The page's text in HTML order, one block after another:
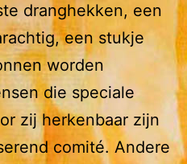
dranghekken, een
een stukje
worden
die speciale
zij herkenbaar zijn
comité. Andere